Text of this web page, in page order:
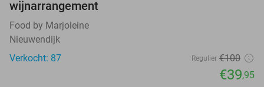
wijnarrangement
Food by Marjoleine
Nieuwendijk
Verkocht: 87
Regulier €100
€39,95